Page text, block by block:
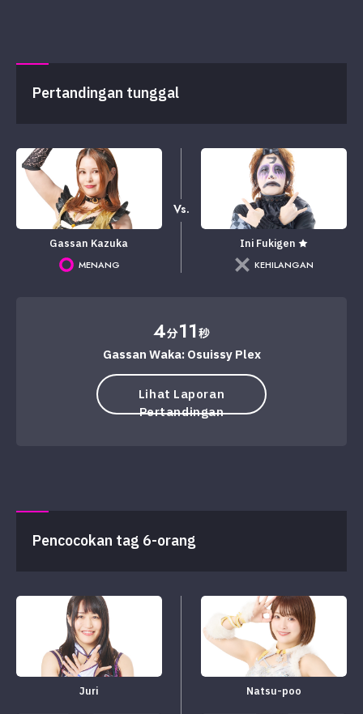
Pertandingan tunggal
Gassan Kazuka
MENANG
Vs.
Ini Fukigen ★
KEHILANGAN
4分11秒
Gassan Waka: Osuissy Plex
Lihat Laporan
Pertandingan
Pencocokan tag 6-orang
Juri Natsu-poo